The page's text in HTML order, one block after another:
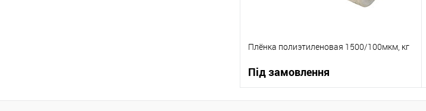
Плёнка полиэтиленовая 1500/100мкм, кг
Під замовлення